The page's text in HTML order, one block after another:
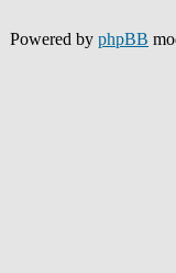
Powered by phpBB